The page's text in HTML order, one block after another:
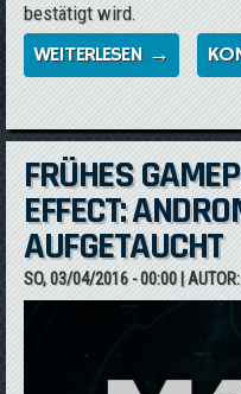
bestätigt wird.
WEITERLESEN → ÜBER
FRÜHES
EFFECT:
AUFGETAUCHT
SO, 03/04/2016 - 00:00| AUTOR: